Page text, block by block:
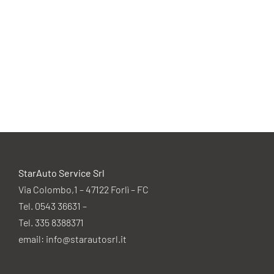
StarAuto Service Srl
Via Colombo,1 – 47122 Forlì – FC
Tel. 0543 36631 –
Tel. 335 8388371
email: info@starautosrl.it